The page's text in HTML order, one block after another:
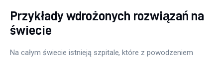
Przykłady wdrożonych rozwiązań na
świecie
Na całym świecie istnieją szpitale, które z powodzeniem